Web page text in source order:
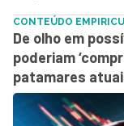
CONTEÚDO
De olho em
poderiam
patamares